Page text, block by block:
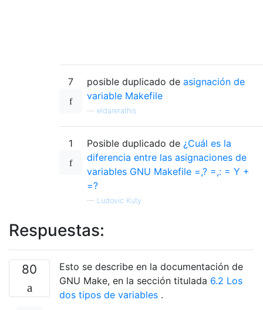
7 posible duplicado de asignación de
variable Makefile
eldarerathis
1 Posible duplicado de ¿Cuál es la
diferencia entre las asignaciones de
variables GNU Makefile =,? =,: = Y +
=?
— Ludovic Kuty
Respuestas:
80
Esto se describe en la documentación de
GNU Make, en la sección titulada 6.2 Los
dos tipos de variables .